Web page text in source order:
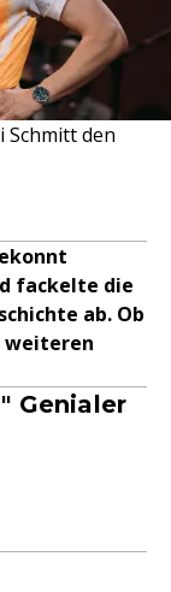
den
fackelte die
ab. Ob
weiteren
Genialer